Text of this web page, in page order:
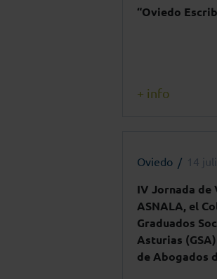
“Oviedo
+ info
Oviedo 14
IV Jornada de
ASNALA, el
Graduados
Asturias
de Abogados